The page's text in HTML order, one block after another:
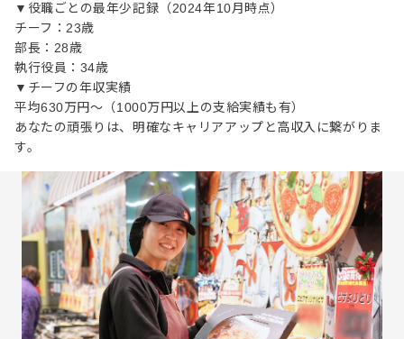
▼役職ごとの最年少記録（2024年10月時点）
チーフ：23歳
部長：28歳
執行役員：34歳
▼チーフの年収実績
平均630万円～（1000万円以上の支給実績も有）
あなたの頑張りは、明確なキャリアアップと高収入に繋がりま
す。